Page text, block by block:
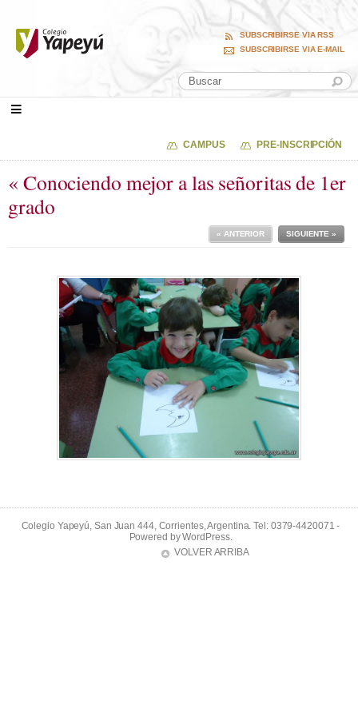
SUBSCRIBIRSE VIA RSS
SUBSCRIBIRSE VIA E-MAIL
CAMPUS PRE-INSCRIPCIÓN
« Conociendo mejor a las señoritas de 1er
grado
SIGUIENTE »
« ANTERIOR
Colegio Yapeyú, San Juan 444, Corrientes, Argentina. Tel: 0379-4420071 -
Powered byWordPress.
VOLVER ARRIBA